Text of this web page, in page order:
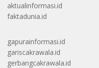
aktualinformasi.id
faktadunia.id
gapurainformasi.id
gariscakrawala.id
gerbangcakrawala.id